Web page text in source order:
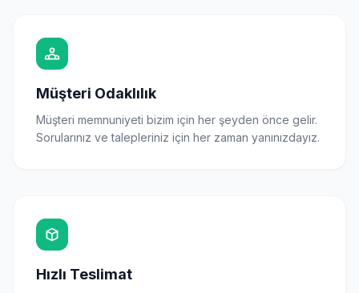
Müşteri Odaklılık
Müşteri memnuniyeti bizim için her şeyden önce gelir.
Sorularınız ve talepleriniz için her zaman yanınızdayız.
Hızlı Teslimat